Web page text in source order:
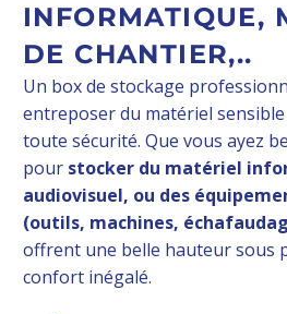
INFORMATIQUE,
DE CHANTIER,..
Un box de stockage
entreposer du matériel
toute sécurité. Que vous ayez
pour stocker du matériel
audiovisuel, ou des
(outils, machines,
offrent une belle hauteur sous
confort inégalé.